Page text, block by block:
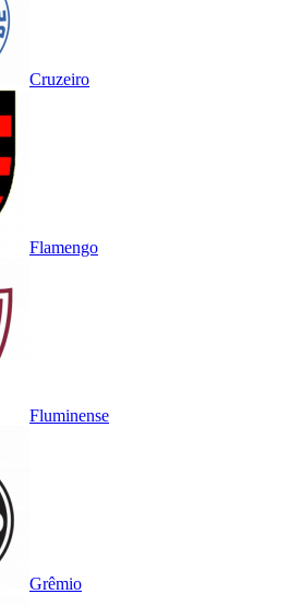
Cruzeiro
Flamengo
Fluminense
Grêmio